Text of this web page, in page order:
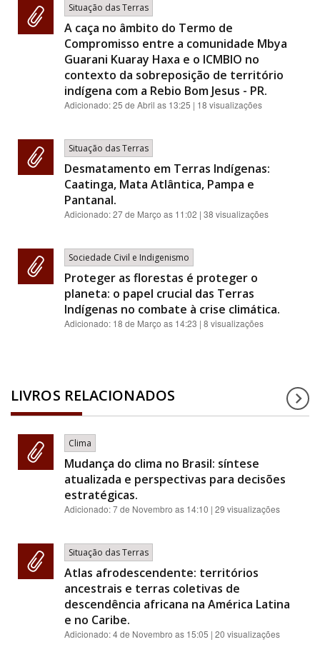
Situação das Terras
A caça no âmbito do Termo de
Compromisso entre a comunidade Mbya
Guarani Kuaray Haxa e o ICMBIO no
contexto da sobreposição de território
indígena com a Rebio Bom Jesus - PR.
Adicionado:25 de Abril as 13:25 | 18 visualizações
Situação das Terras
Desmatamento em Terras Indígenas:
Caatinga, Mata Atlântica, Pampa e
Pantanal.
Adicionado:27 de Março as 11:02 | 38 visualizações
Sociedade Civil e Indigenismo
Proteger as florestas é proteger o
planeta: o papel crucial das Terras
Indígenas no combate à crise climática.
Adicionado: 18 de Março as 14:23 | 8 visualizações
LIVROS RELACIONADOS
Clima
Mudança do clima no Brasil: síntese
atualizada e perspectivas para decisões
estratégicas.
Adicionado:7 de Novembro as 14:10 | 29 visualizações
Situação das Terras
Atlas afrodescendente: territórios
ancestrais e terras coletivas de
descendência africana na América Latina
e no Caribe.
Adicionado:4 de Novembro as 15:05 | 20 visualizações